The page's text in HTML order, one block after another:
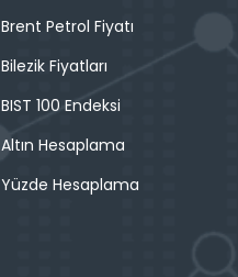
Brent Petrol Fiyatı
Bilezik Fiyatları
BIST 100 Endeksi
Altın Hesaplama
Yüzde Hesaplama